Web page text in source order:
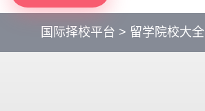
国际择校平台 > 留学院校大全